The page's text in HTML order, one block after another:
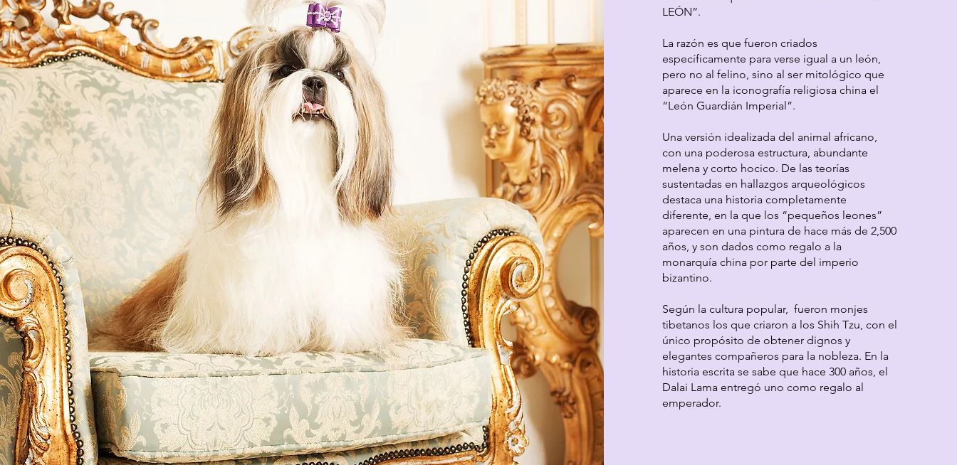
LEÓN”.
La razón es que fueron criados
específicamente para verse igual a un león,
pero no al felino, sino al ser mitológico que
aparece en la iconografía religiosa china el
“León Guardián Imperial”.
Una versión idealizada del animal africano,
con una poderosa estructura, abundante
melena y corto hocico. De las teorías
sustentadas en hallazgos arqueológicos
destaca una historia completamente
diferente, en la que los “pequeños leones”
aparecen en una pintura de hace más de 2,500
años, y son dados como regalo a la
monarquía china por parte del imperio
bizantino.
Según la cultura popular, fueron monjes
tibetanos los que criaron a los Shih Tzu, con el
único propósito de obtener dignos y
elegantes compañeros para la nobleza. En la
historia escrita se sabe que hace 300 años, el
Dalai Lama entregó uno como regalo al
emperador.